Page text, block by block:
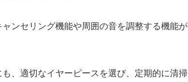
ンセリング機能や周囲の音を調整する機能が
、適切なイヤーピースを選び、定期的に清掃